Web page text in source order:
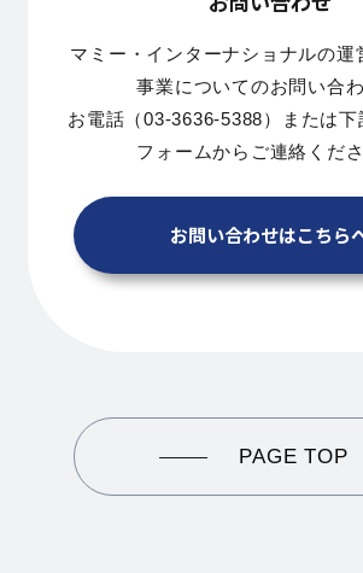
マミー・インターナショナルの運
事業についてのお問い合
お電話（03-3636-5388）または
フォームからご連絡くださ
お問い合わせはこちら
PAGE TOP